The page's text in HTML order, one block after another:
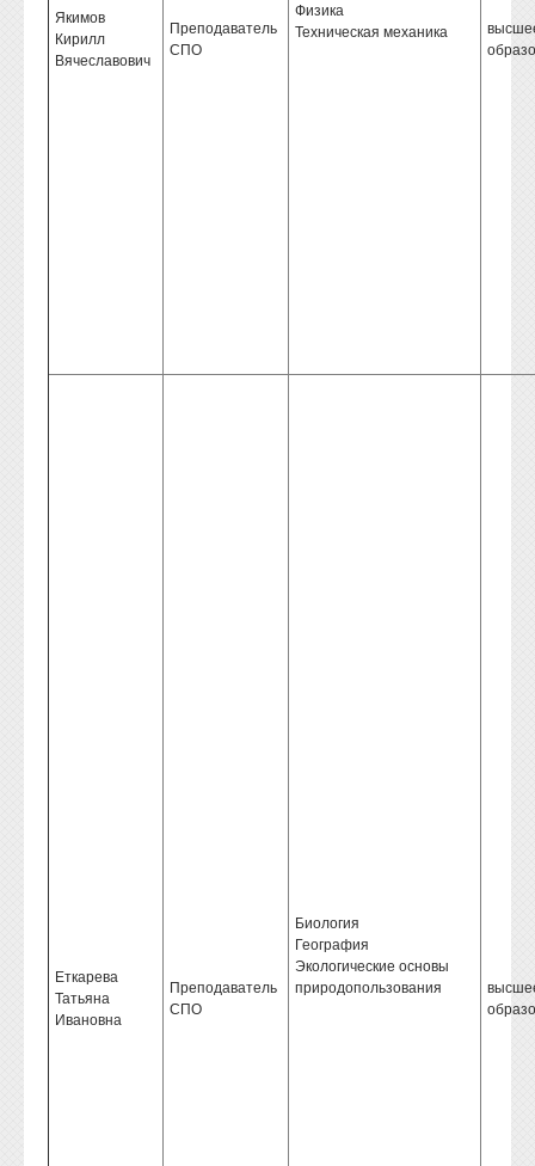
Якимов
Кирилл
Вячеславович
Преподаватель
СПО
Физика
Техническая механика
Еткарева
Татьяна
Ивановна
Преподаватель
СПО
Биология
География
Экологические основы
природопользования